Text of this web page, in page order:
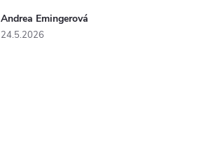
Andrea Emingerová
24.5.2026